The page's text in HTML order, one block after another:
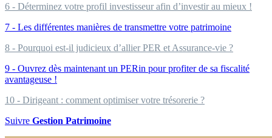
6 - Déterminez votre profil investisseur afin d’investir au mieux !
7 - Les différentes manières de transmettre votre patrimoine
8 - Pourquoi est-il judicieux d’allier PER et Assurance-vie ?
9 - Ouvrez dès maintenant un PERin pour profiter de sa fiscalité
avantageuse !
10 - Dirigeant : comment optimiser votre trésorerie ?
Suivre Gestion Patrimoine